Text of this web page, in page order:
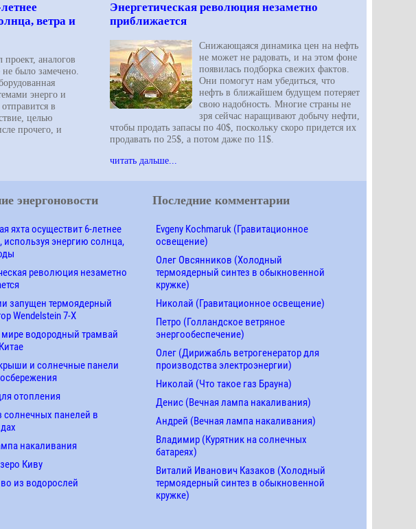
ветра и
аналогов
было замечено.
энерго и
в
целью
прочего, и
Энергетическая революция незаметно
приближается
Снижающаяся динамика цен на нефть
не может не радовать, и на этом фоне
появилась подборка свежих фактов.
Они помогут нам убедиться, что
нефть в ближайшем будущем потеряет
свою надобность. Многие страны не
зря сейчас наращивают добычу нефти,
чтобы продать запасы по 40$, поскольку скоро придется их
продавать по 25$, а потом даже по 11$.
читать дальше...
энергоновости
яхта осуществит 6-летнее
используя энергию солнца,
революция незаметно
запущен термоядерный
Wendelstein 7-X
водородный трамвай
и солнечные панели
отопления
солнечных панелей в
накаливания
Киву
из водорослей
Последние комментарии
Evgeny Kochmaruk (Гравитационное
освещение)
Олег Овсянников (Холодный
термоядерный синтез в обыкновенной
кружке)
Николай (Гравитационное освещение)
Петро (Голландское ветряное
энергообеспечение)
Олег (Дирижабль ветрогенератор для
производства электроэнергии)
Николай (Что такое газ Брауна)
Денис (Вечная лампа накаливания)
Андрей (Вечная лампа накаливания)
Владимир (Курятник на солнечных
батареях)
Виталий Иванович Казаков (Холодный
термоядерный синтез в обыкновенной
кружке)